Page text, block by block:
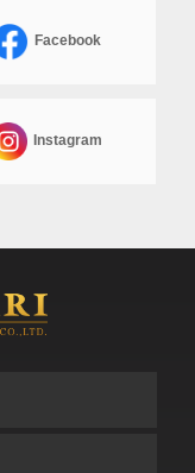
Facebook
Instagram